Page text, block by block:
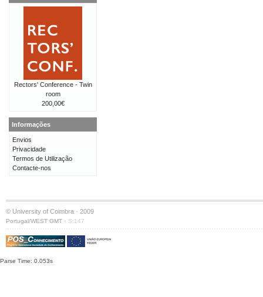
Rectors' Conference - Twin
room
200,00€
Informações
Envios
Privacidade
Termos de Utilização
Contacte-nos
© University of Coimbra · 2009
Portugal/WEST GMT · S:147
Parse Time: 0.053s